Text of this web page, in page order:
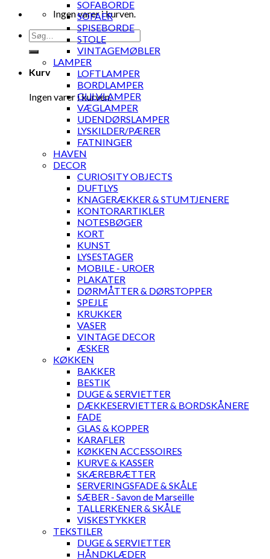
Ingen varer i kurven.
Søg
efter:
Kurv
Ingen varer i kurven.
SOFABORDE
SOFAER
SPISEBORDE
STOLE
VINTAGEMØBLER
LAMPER
LOFTLAMPER
BORDLAMPER
GULVLAMPER
VÆGLAMPER
UDENDØRSLAMPER
LYSKILDER/PÆRER
FATNINGER
HAVEN
DECOR
CURIOSITY OBJECTS
DUFTLYS
KNAGERÆKKER & STUMTJENERE
KONTORARTIKLER
NOTESBØGER
KORT
KUNST
LYSESTAGER
MOBILE - UROER
PLAKATER
DØRMÅTTER & DØRSTOPPER
SPEJLE
KRUKKER
VASER
VINTAGE DECOR
ÆSKER
KØKKEN
BAKKER
BESTIK
DUGE & SERVIETTER
DÆKKESERVIETTER & BORDSKÅNERE
FADE
GLAS & KOPPER
KARAFLER
KØKKEN ACCESSOIRES
KURVE & KASSER
SKÆREBRÆTTER
SERVERINGSFADE & SKÅLE
SÆBER - Savon de Marseille
TALLERKENER & SKÅLE
VISKESTYKKER
TEKSTILER
DUGE & SERVIETTER
HÅNDKLÆDER